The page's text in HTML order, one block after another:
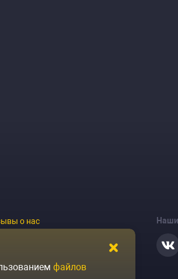
о нас
конфиденциальности
продажифайлов